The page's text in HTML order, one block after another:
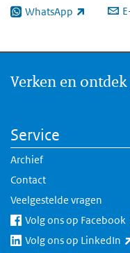
WhatsApp
(externe link)
Verken en
Service
Archief
Contact
Veelgestelde vragen
Volg ons op Facebook
Volg ons op LinkedIn